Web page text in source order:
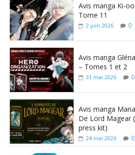
Avis manga Ki-
Tome 11
2 juin 2026 0
Avis manga
– Tomes 1 et 2
31 mai 2026 0
Avis manga
De Lord Magear
press kit)
24 mai 2026 0